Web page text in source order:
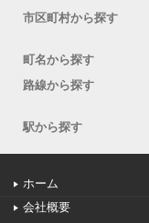
市区町村から探す
町名から探す
路線から探す
駅から探す
ホーム
会社概要